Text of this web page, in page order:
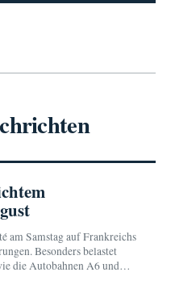
am Samstag auf Frankreichs
Besonders belastet
die Autobahnen A6 und